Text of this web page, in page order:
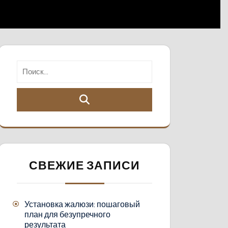
СВЕЖИЕ ЗАПИСИ
Установка жалюзи: пошаговый
план для безупречного
результата